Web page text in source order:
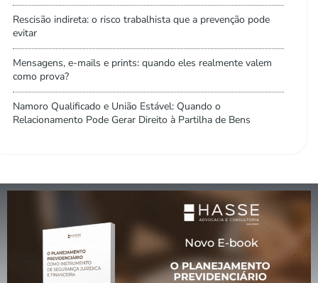
Rescisão indireta: o risco trabalhista que a prevenção pode
evitar
Mensagens, e-mails e prints: quando eles realmente valem
como prova?
Namoro Qualificado e União Estável: Quando o
Relacionamento Pode Gerar Direito à Partilha de Bens